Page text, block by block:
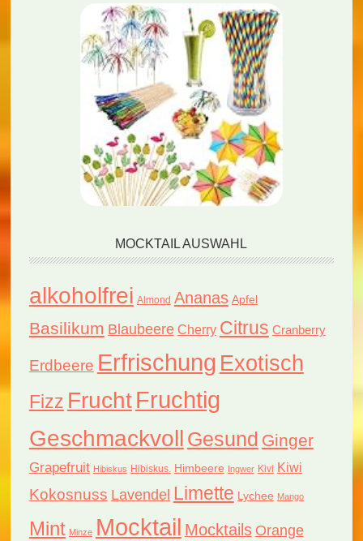
MOCKTAIL AUSWAHL
alkoholfrei Almond Ananas Apfel
Basilikum Blaubeere Cherry Citrus Cranberry
Erdbeere Erfrischung Exotisch
Fizz FruchtFruchtig
Geschmackvoll Gesund Ginger
Grapefruit Hibiskus Hibiskus. Himbeere Ingwer Kivi Kiwi
Kokosnuss Lavendel Limette Lychee Mango
Mint Minze Mocktail Mocktails Orange